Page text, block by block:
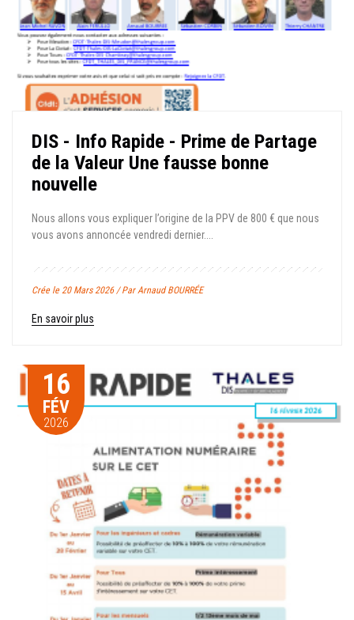
DIS - Info Rapide - Prime de Partage
de la Valeur Une fausse bonne
nouvelle
Nous allons vous expliquer l’origine de la PPV de 800 € que nous
vous avons annoncée vendredi dernier....
Crée le 20 Mars 2026 / Par Arnaud BOURRÉE
En savoir plus
16
FÉV
2026